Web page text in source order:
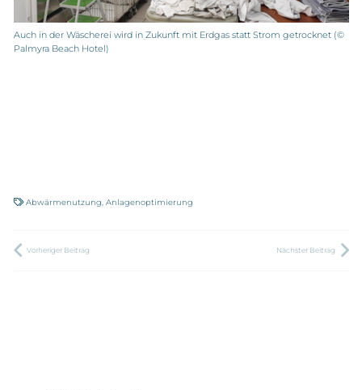
Auch in der Wäscherei wird in Zukunft mit Erdgas statt Strom getrocknet (©
Palmyra Beach Hotel)
Abwärmenutzung ,Anlagenoptimierung
Vorheriger Beitrag Nächster Beitrag